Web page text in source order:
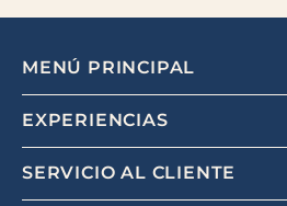
MENÚ PRINCIPAL
EXPERIENCIAS
SERVICIO AL CLIENTE